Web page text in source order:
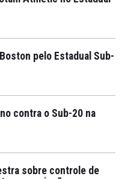
pelo Estadual Sub-
contra o Sub-20 na
sobre controle de